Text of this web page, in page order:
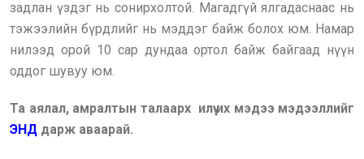
задлан үздэг нь сонирхолтой. Магадгүй ялгадаснаас нь
тэжээлийн бүрдлийг нь мэддэг байж болох юм. Намар
нилээд орой 10 сар дундаа ортол байж байгаад нүүн
оддог шувуу юм.
Та аялал, амралтын талаарх илүү их мэдээ мэдээллийг
ЭНД дарж аваарай.